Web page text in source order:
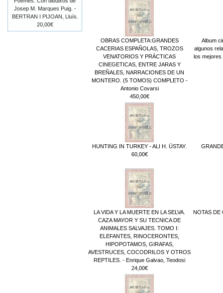
OBRAS COMPLETA:GRANDES
CACERIAS ESPAÑOLAS, TROZOS
VENATORIOS Y PRÁCTICAS
CINEGETICAS, ENTRE JARAS Y
BREÑALES, NARRACIONES DE UN
MONTERO. (5 TOMOS) COMPLETO -
Antonio Covarsi
450,00€
Album
algunos
los mejores
HUNTING IN TURKEY - ALI H. ÜSTAY.
60,00€
LA VIDA Y LA MUERTE EN LA SELVA.
CAZA MAYOR Y SU TECNICA DE
ANIMALES SALVAJES. TOMO I:
ELEFANTES, RINOCERONTES,
HIPOPOTAMOS, GIRAFAS,
AVESTRUCES, COCODRILOS Y OTROS
REPTILES. - Enrique Galvao, Teodosi
24,00€
NOTAS DE
Josep M. Marques Puig. -
BERTRAN I PIJOAN, Lluís.
20,00€